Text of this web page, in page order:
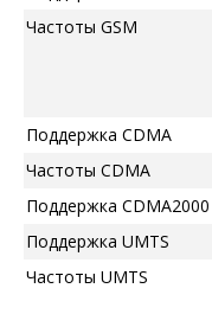
Частоты GSM
Поддержка CDMA
Частоты CDMA
Поддержка CDMA2000
Поддержка UMTS
Частоты UMTS